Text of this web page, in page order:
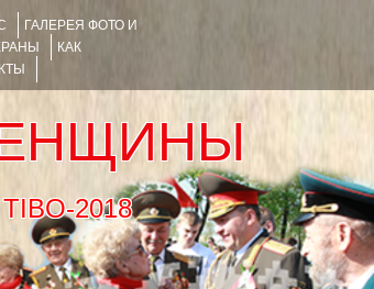
ГАЛЕРЕЯ ФОТО И
КАК
TIBO-2018